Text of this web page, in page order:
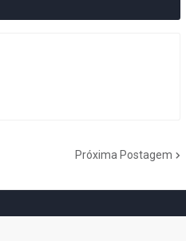
Próxima Postagem